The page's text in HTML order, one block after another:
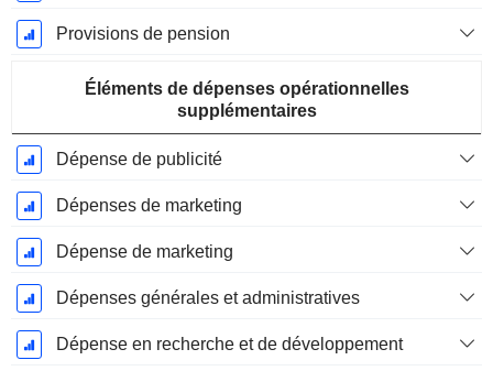
Provisions de pension
Éléments de dépenses opérationnelles
supplémentaires
Dépense de publicité
Dépenses de marketing
Dépense de marketing
Dépenses générales et administratives
Dépense en recherche et de développement